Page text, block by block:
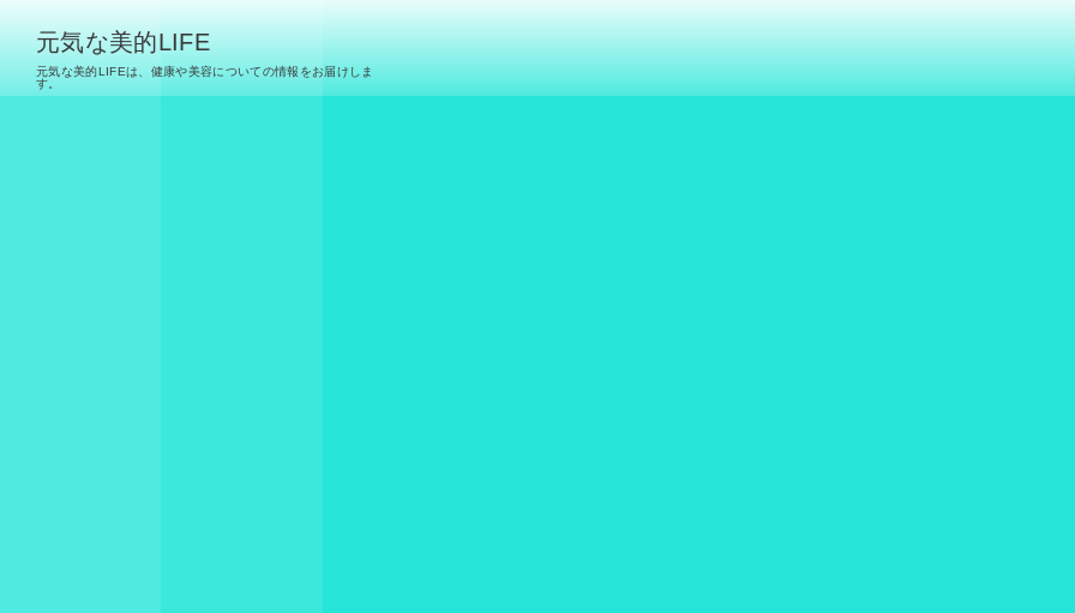
元気な美的LIFE
元気な美的LIFEは、健康や美容についての情報をお届けしま
す。